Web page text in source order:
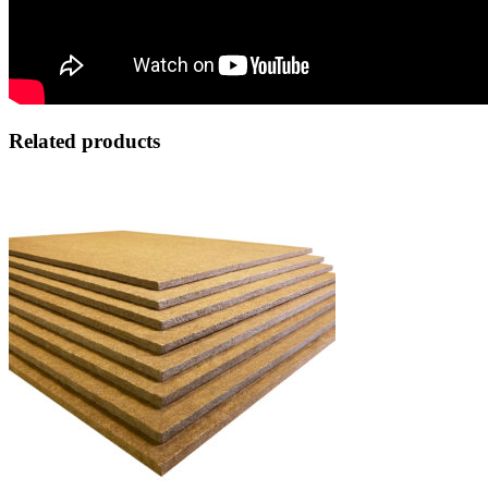
Related products